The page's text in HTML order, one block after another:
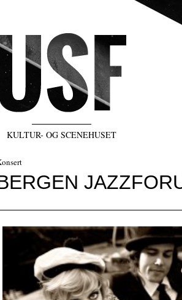
KULTUR- OG SCENEHUSET